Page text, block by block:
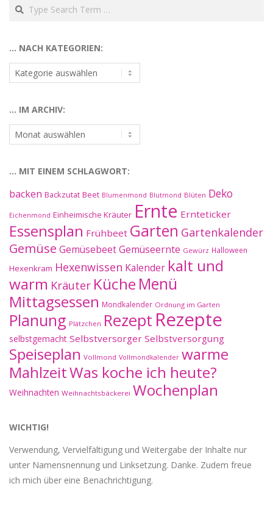
Search
… NACH KATEGORIEN:
…
nach
… IM ARCHIV:
…
im
… MIT EINEM SCHLAGWORT:
backen Backzutat Beet Blumenmond Blutmond Blüten Deko
Eichenmond Einheimische Kräuter Ernte Ernteticker
Essensplan Frühbeet Garten Gartenkalender
Gemüse GemüsebeetGemüseernte Gewürz Halloween
Hexenkram Hexenwissen Kalender kalt und
warm Kräuter Küche Menü
Mittagsessen Mondkalender Ordnung im Garten
Planung Plätzchen Rezept Rezepte
selbstgemacht Selbstversorger Selbstversorgung
Speiseplan Vollmond Vollmondkalender warme
MahlzeitWas koche ich heute?
Weihnachten Weihnachtsbäckerei Wochenplan
WICHTIG!
Verwendung, Vervielfältigung und Weitergabe der Inhalte nur
unter Namensnennung und Linksetzung. Danke. Zudem freue
ich mich über eine Benachrichtigung.